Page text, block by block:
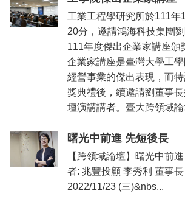
工業工程學研究所於111年
20分，邀請鴻海科技集團
111年度傑出企業家講座頒
企業家講座是臺灣大學工
經營事業的傑出表現，而
獎典禮後，續邀請劉董事
壇演講講者。臺大跨領域論
曙光中前進 先短後長
【跨領域論壇】曙光中
者: 兆豐投顧 李秀利 董
2022/11/23 (三)&nbs...